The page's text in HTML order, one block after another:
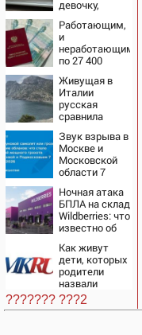
девочку,
квартиру
Работающим,
и
неработающим:
по 27 400
пенсионерам в
сентябре -
PrimaMedia.ru
Живущая в
Италии
русская
сравнила
Европе и в
Крыму
Звук взрыва в
Москве и
Московской
области 7
года: Причины,
источник,
откуда был
громкий
хлопок
Ночная атака
БПЛА на склад
Wildberries: что
известно об
ударе по
логистическим
центрам
07/08/2026 –
Новости
Как живут
дети, которых
родители
назвали
диковинными
именами?
??????? ???2